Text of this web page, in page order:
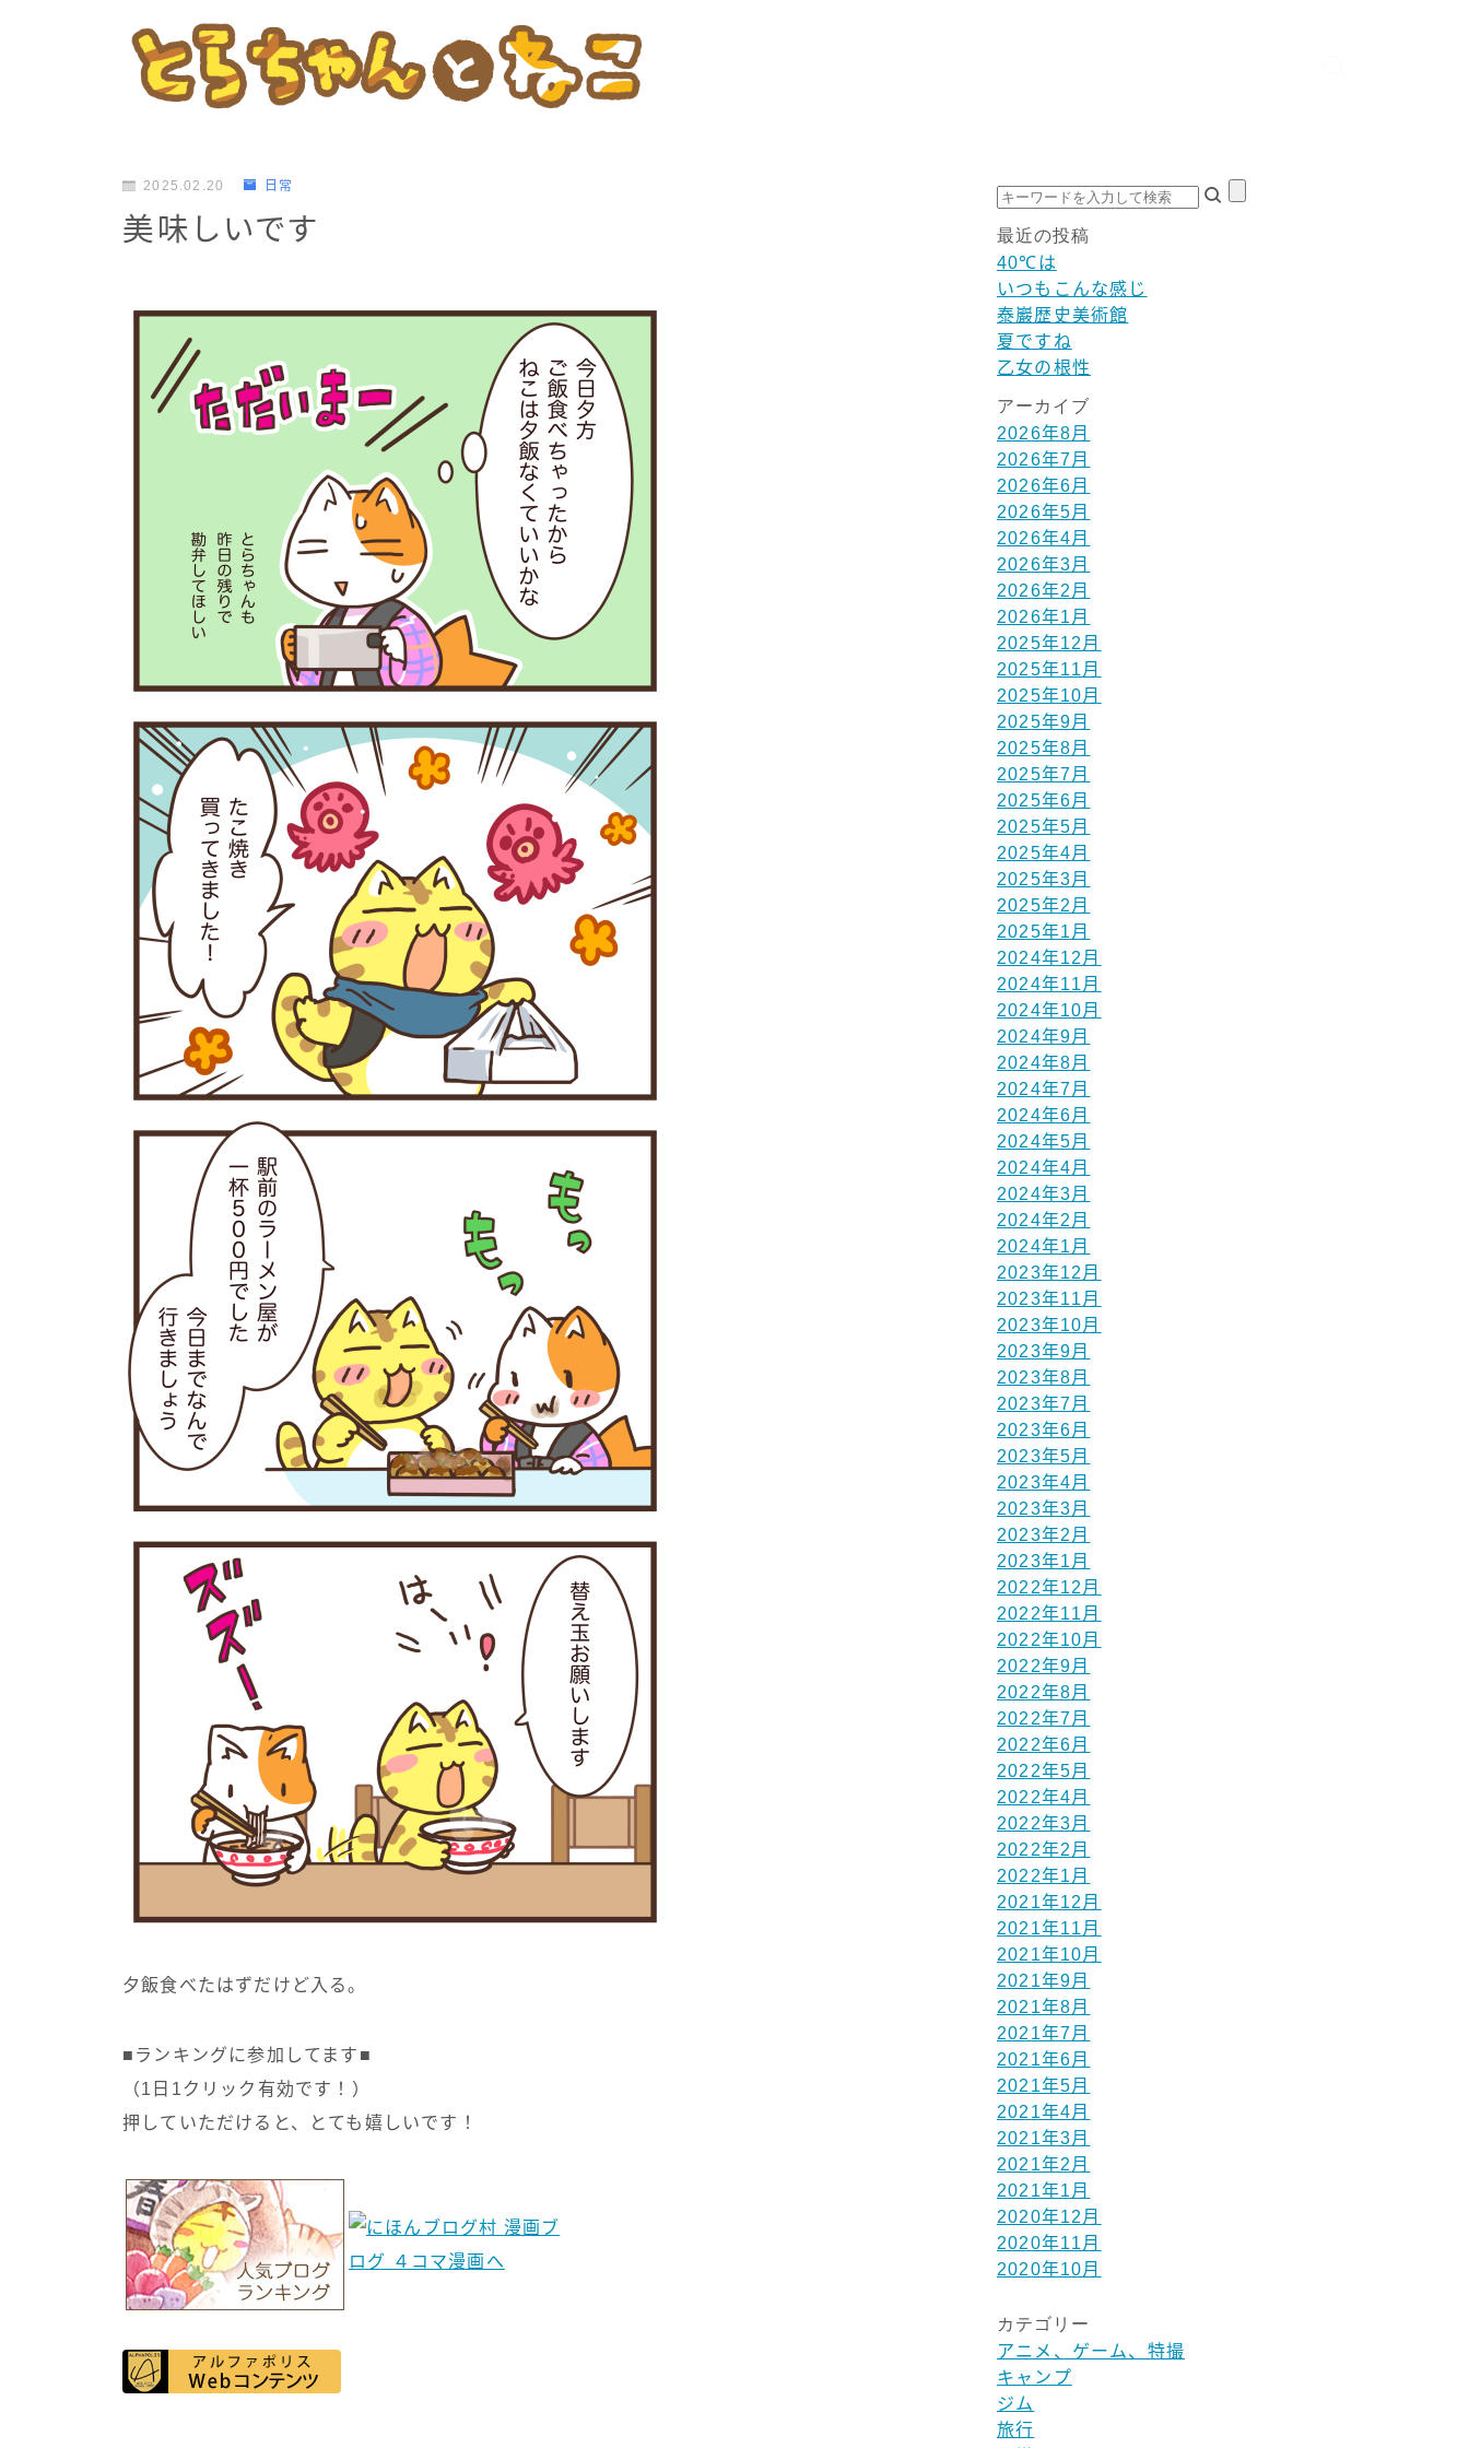
2025.02.20 日常
美味しいです
夕飯食べたはずだけど入る。
■ランキングに参加してます■
（1日1クリック有効です！）
押していただけると、とても嬉しいです！
最近の投稿
40℃は
いつもこんな感じ
泰巖歴史美術館
夏ですね
乙女の根性
アーカイブ
2026年8月
2026年7月
2026年6月
2026年5月
2026年4月
2026年3月
2026年2月
2026年1月
2025年12月
2025年11月
2025年10月
2025年9月
2025年8月
2025年7月
2025年6月
2025年5月
2025年4月
2025年3月
2025年2月
2025年1月
2024年12月
2024年11月
2024年10月
2024年9月
2024年8月
2024年7月
2024年6月
2024年5月
2024年4月
2024年3月
2024年2月
2024年1月
2023年12月
2023年11月
2023年10月
2023年9月
2023年8月
2023年7月
2023年6月
2023年5月
2023年4月
2023年3月
2023年2月
2023年1月
2022年12月
2022年11月
2022年10月
2022年9月
2022年8月
2022年7月
2022年6月
2022年5月
2022年4月
2022年3月
2022年2月
2022年1月
2021年12月
2021年11月
2021年10月
2021年9月
2021年8月
2021年7月
2021年6月
2021年5月
2021年4月
2021年3月
2021年2月
2021年1月
2020年12月
2020年11月
2020年10月
カテゴリー
アニメ、ゲーム、特撮
キャンプ
ジム
旅行